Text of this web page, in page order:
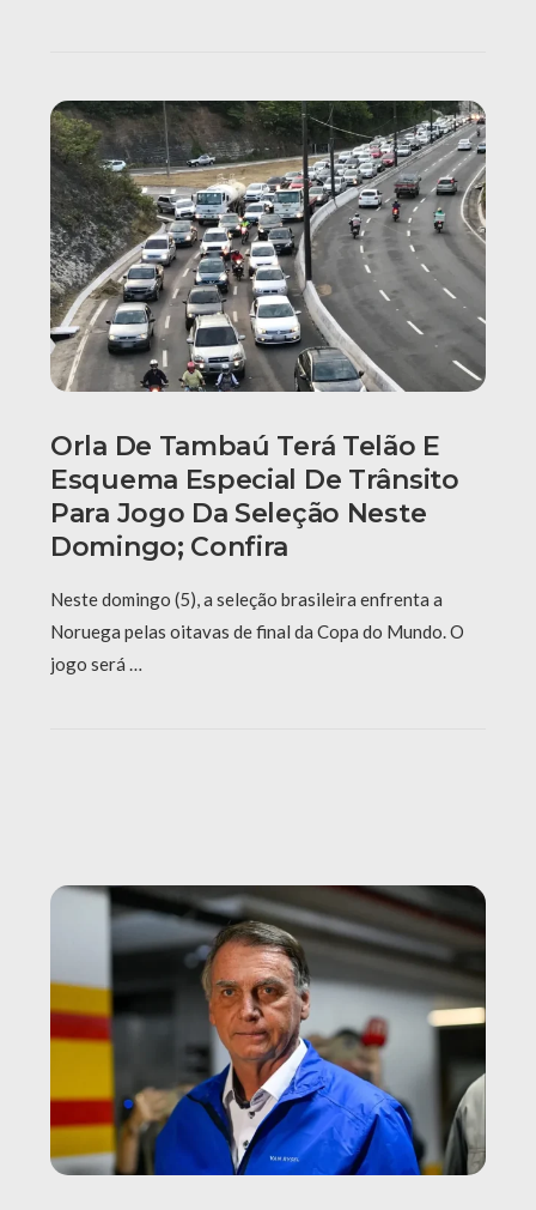
Orla De Tambaú Terá Telão E
Esquema Especial De Trânsito
Para Jogo Da Seleção Neste
Domingo; Confira
Neste domingo (5), a seleção brasileira enfrenta a
Noruega pelas oitavas de final da Copa do Mundo. O
jogo será …